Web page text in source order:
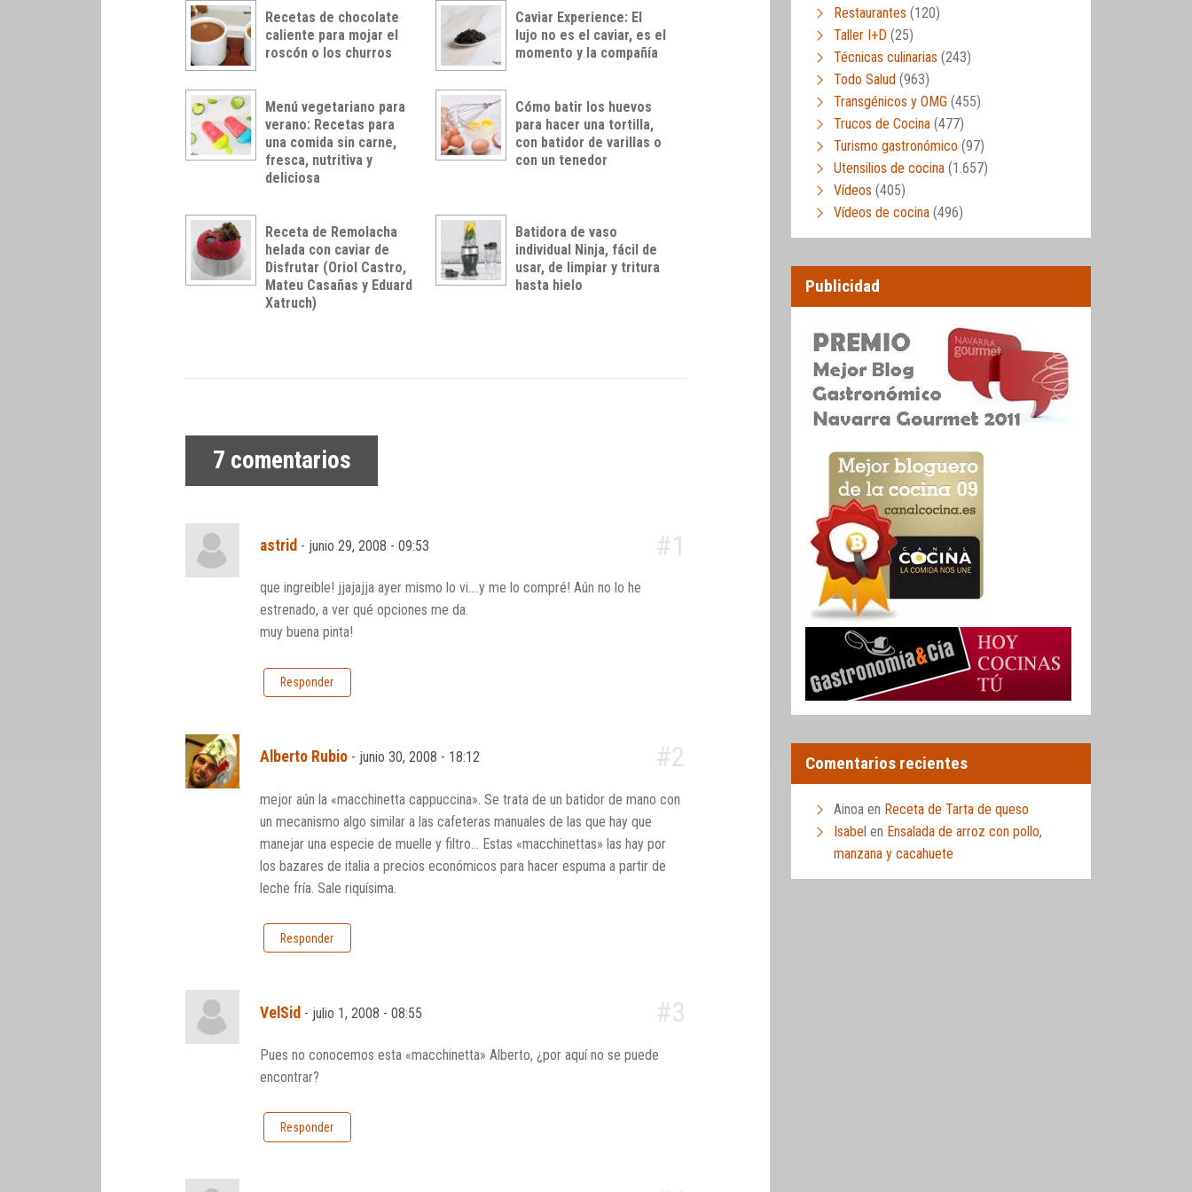
Recetas de chocolate
caliente para mojar el
roscón o los churros
Caviar Experience: El
lujo no es el caviar, es el
momento y la compañía
Menú vegetariano para
verano: Recetas para
una comida sin carne,
fresca, nutritiva y
deliciosa
Cómo batir los huevos
para hacer una tortilla,
con batidor de varillas o
con un tenedor
Receta de Remolacha
helada con caviar de
Disfrutar (Oriol Castro,
Mateu Casañas y Eduard
Xatruch)
Batidora de vaso
individual Ninja, fácil de
usar, de limpiar y tritura
hasta hielo
7 comentarios
astrid - junio 29, 2008 - 09:53 #1
que ingreible! jjajajja ayer mismo lo vi….y me lo compré! Aún no lo he
estrenado, a ver qué opciones me da.
muy buena pinta!
Responder
Alberto Rubio- junio 30, 2008 - 18:12 #2
mejor aún la «macchinetta cappuccina». Se trata de un batidor de mano con
un mecanismo algo similar a las cafeteras manuales de las que hay que
manejar una especie de muelle y filtro… Estas «macchinettas» las hay por
los bazares de italia a precios económicos para hacer espuma a partir de
leche fría. Sale riquísima.
Responder
VelSid - julio 1, 2008 - 08:55 #3
Pues no conocemos esta «macchinetta» Alberto, ¿por aquí no se puede
encontrar?
Responder
Restaurantes (120)
Taller I+D (25)
Técnicas culinarias (243)
Todo Salud (963)
Transgénicos y OMG (455)
Trucos de Cocina (477)
Turismo gastronómico (97)
Utensilios de cocina (1.657)
Vídeos (405)
Vídeos de cocina (496)
Publicidad
Comentarios recientes
Ainoa en Receta de Tarta de queso
Isabel en Ensalada de arroz con pollo,
manzana y cacahuete